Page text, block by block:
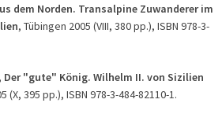
dem Norden. Transalpine Zuwanderer im
, Tübingen 2005 (VIII, 380 pp.), ISBN 978-3-
"gute" König. Wilhelm II. von Sizilien
(X, 395 pp.), ISBN 978-3-484-82110-1.